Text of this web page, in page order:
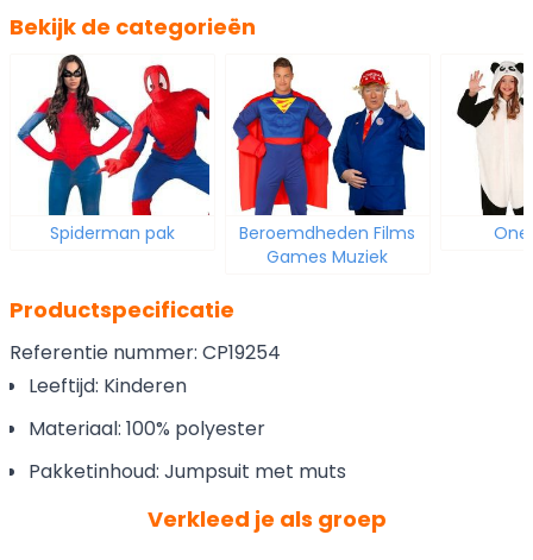
Bekijk de categorieën
Spiderman pak
Beroemdheden Films
Games Muziek
Productspecificatie
Referentie nummer: CP19254
Leeftijd: Kinderen
Materiaal: 100% polyester
Pakketinhoud: Jumpsuit met muts
Verkleed je als groep